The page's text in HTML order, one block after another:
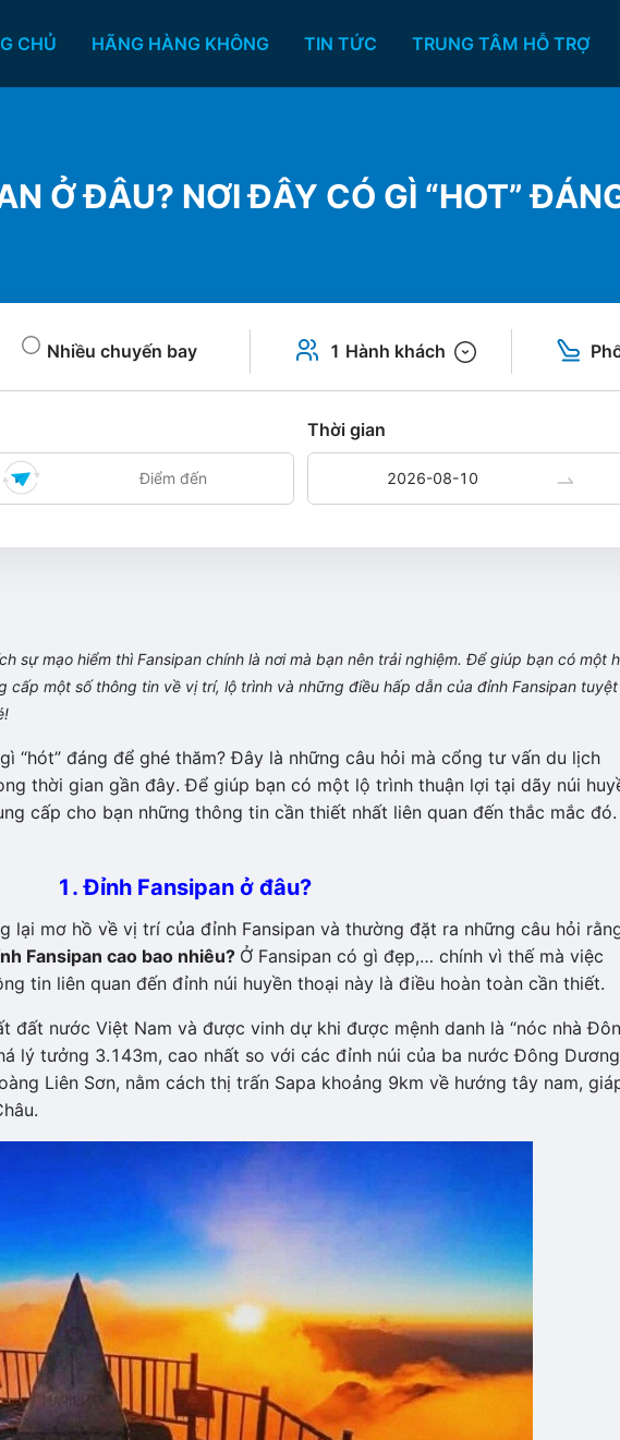
CHỦ HÃNG HÀNG KHÔNG TIN TỨC TRUNG TÂM HỖ TRỢ
Ở ĐÂU? NƠI ĐÂY CÓ GÌ “HOT”
Nhiều chuyến bay 1 Hành khách
Thời gian
sự mạo hiểm thì Fansipan chính là nơi mà bạn nên trải nghiệm. Để giúp bạn có một
cấp một số thông tin về vị trí, lộ trình và những điều hấp dẫn của đỉnh Fansipan tuyệt
“hót” đáng để ghé thăm? Đây là những câu hỏi mà cổng tư vấn du lịch
thời gian gần đây. Để giúp bạn có một lộ trình thuận lợi tại dãy núi
cấp cho bạn những thông tin cần thiết nhất liên quan đến thắc mắc đó.
1. Đỉnh Fansipan ở đâu?
lại mơ hồ về vị trí của đỉnh Fansipan và thường đặt ra những câu hỏi
Fansipan cao bao nhiêu? Ở Fansipan có gì đẹp,… chính vì thế mà việc
tin liên quan đến đỉnh núi huyền thoại này là điều hoàn toàn cần thiết.
đất nước Việt Nam và được vinh dự khi được mệnh danh là “nóc nhà
lý tưởng 3.143m, cao nhất so với các đỉnh núi của ba nước Đông
Liên Sơn, nằm cách thị trấn Sapa khoảng 9km về hướng tây nam,